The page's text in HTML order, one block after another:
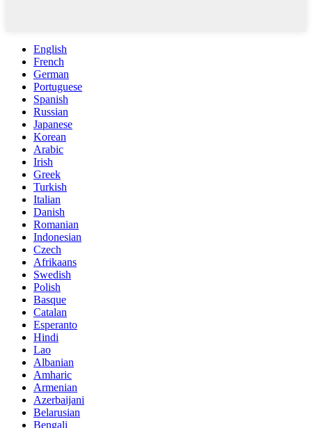
English
French
German
Portuguese
Spanish
Russian
Japanese
Korean
Arabic
Irish
Greek
Turkish
Italian
Danish
Romanian
Indonesian
Czech
Afrikaans
Swedish
Polish
Basque
Catalan
Esperanto
Hindi
Lao
Albanian
Amharic
Armenian
Azerbaijani
Belarusian
Bengali